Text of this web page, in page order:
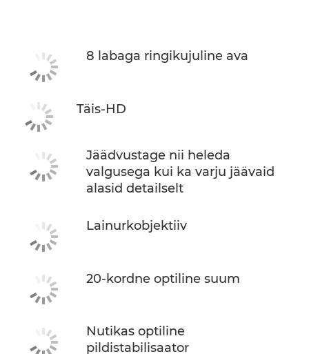
8 labaga ringikujuline ava
Täis-HD
Jäädvustage nii heleda
valgusega kui ka varju jäävaid
alasid detailselt
Lainurkobjektiiv
20-kordne optiline suum
Nutikas optiline
pildistabilisaator